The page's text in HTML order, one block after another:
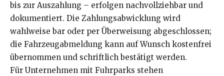
bis zur Auszahlung – erfolgen nachvollziehbar und
dokumentiert. Die Zahlungsabwicklung wird
wahlweise bar oder per Überweisung abgeschlossen;
die Fahrzeugabmeldung kann auf Wunsch kostenfrei
übernommen und schriftlich bestätigt werden.
Für Unternehmen mit Fuhrparks stehen